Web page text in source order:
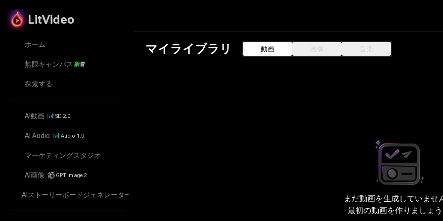
LitVideo
LitMedia
ホーム
ホーム
無限キャンバス
無限キャンバス 新着
探索する
探索する
AI動画
AI動画 SD 2.0
AI Audio
AI Audio Audio-1.0
マーケティングスタジオ
マーケティングスタジオ
AI画像
AI画像 GPT Image 2
AIストーリーボードジェネレーター
AIストーリーボードジェネレーター
マイライブラリ
個人のAIクリエイティブライブラリを管理・整理
動画 画像 音楽
まだ動画を生成していませ
最初の動画を作りましょう